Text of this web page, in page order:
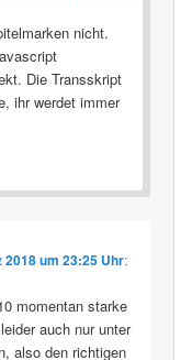
nicht.
Die Transskript
ihr werdet immer
2018 um 23:25 Uhr:
momentan starke
auch nur unter
also den richtigen